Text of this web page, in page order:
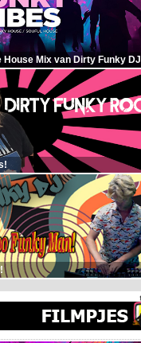
House Mix van Dirty Funky DJ